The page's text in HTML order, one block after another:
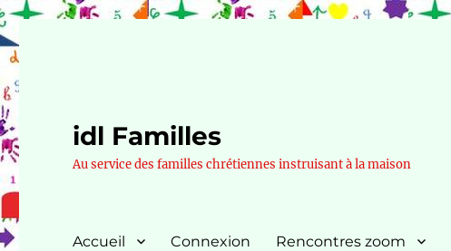
idl Familles
Au service des familles chrétiennes instruisant à la maison
Accueil Connexion Rencontres zoom